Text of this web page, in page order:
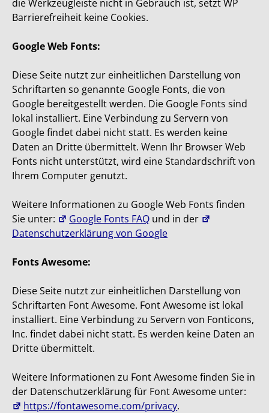
die Werkzeugleiste nicht in Gebrauch ist, setzt WP
Barrierefreiheit keine Cookies.
Google Web Fonts:
Diese Seite nutzt zur einheitlichen Darstellung von
Schriftarten so genannte Google Fonts, die von
Google bereitgestellt werden. Die Google Fonts sind
lokal installiert. Eine Verbindung zu Servern von
Google findet dabei nicht statt. Es werden keine
Daten an Dritte übermittelt. Wenn Ihr Browser Web
Fonts nicht unterstützt, wird eine Standardschrift von
Ihrem Computer genutzt.
Weitere Informationen zu Google Web Fonts finden
Sie unter:
Google Fonts FAQ und in der
Datenschutzerklärung von Google
Fonts Awesome:
Diese Seite nutzt zur einheitlichen Darstellung von
Schriftarten Font Awesome. Font Awesome ist lokal
installiert. Eine Verbindung zu Servern von Fonticons,
Inc. findet dabei nicht statt. Es werden keine Daten an
Dritte übermittelt.
Weitere Informationen zu Font Awesome finden Sie in
der Datenschutzerklärung für Font Awesome unter:
https://fontawesome.com/privacy.